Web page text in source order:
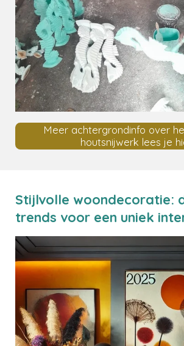
Meer achtergrondinfo over
houtsnijwerk lees je
Stijlvolle woondecoratie:
trends voor een uniek